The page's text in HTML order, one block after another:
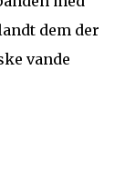
dem der
vande